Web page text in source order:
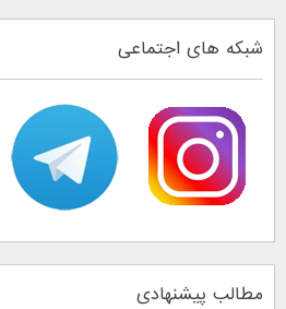
شبکه های اجتماعی
مطالب پیشنهادی